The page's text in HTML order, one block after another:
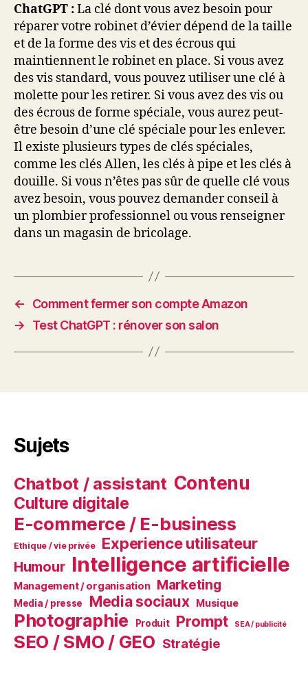
ChatGPT :La clé dont vous avez besoin pour
réparer votre robinet d’évier dépend de la taille
et de la forme des vis et des écrous qui
maintiennent le robinet en place. Si vous avez
des vis standard, vous pouvez utiliser une clé à
molette pour les retirer. Si vous avez des vis ou
des écrous de forme spéciale, vous aurez peut-
être besoin d’une clé spéciale pour les enlever.
Il existe plusieurs types de clés spéciales,
comme les clés Allen, les clés à pipe et les clés à
douille. Si vous n’êtes pas sûr de quelle clé vous
avez besoin, vous pouvez demander conseil à
un plombier professionnel ou vous renseigner
dans un magasin de bricolage.
←
Comment fermer son compte Amazon
→
Test ChatGPT : rénover son salon
Sujets
Chatbot / assistant Contenu
Culture digitale
E-commerce / E-business
Ethique / vie privée Experience utilisateur
Humour Intelligence artificielle
Management / organisation Marketing
Media / presse Media sociaux Musique
Photographie Produit Prompt SEA / publicité
SEO / SMO / GEO Stratégie